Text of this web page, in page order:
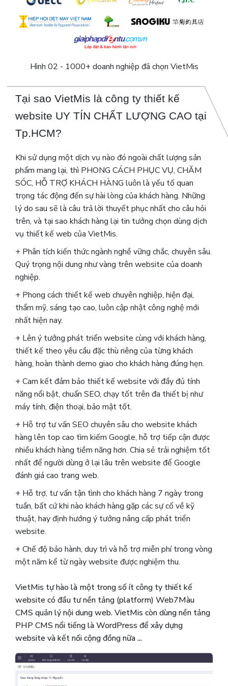
Hình 02 - 1000+ doanh nghiệp đã chọn VietMis
Tại sao VietMis là công ty thiết kế
website UY TÍN CHẤT LƯỢNG CAO tại
Tp.HCM?
Khi sử dụng một dịch vụ nào đó ngoài chất lượng sản
phẩm mang lại, thì PHONG CÁCH PHỤC VỤ, CHĂM
SÓC, HỖ TRỢ KHÁCH HÀNG luôn là yếu tố quan
trọng tác động đến sự hài lòng của khách hàng. Những
lý do sau sẽ là câu trả lời thuyết phục nhất cho câu hỏi
trên, và tại sao khách hàng lại tin tưởng chọn dùng dịch
vụ thiết kế web của VietMis.
+ Phân tích kiến thức ngành nghề vững chắc, chuyên sâu.
Quý trọng nội dung như vàng trên website của doanh
nghiệp.
+ Phong cách thiết kế web chuyên nghiệp, hiện đại,
thẩm mỹ, sáng tạo cao, luôn cập nhật công nghệ mới
nhất hiện nay.
+ Lên ý tưởng phát triển website cùng với khách hàng,
thiết kế theo yêu cầu đặc thù riêng của từng khách
hàng, hoàn thành demo giao cho khách hàng đúng hẹn.
+ Cam kết đảm bảo thiết kế website với đầy đủ tính
năng nổi bật, chuẩn SEO, chạy tốt trên đa thiết bị như
máy tính, điện thoại, bảo mật tốt.
+ Hỗ trợ tư vấn SEO chuyên sâu cho website khách
hàng lên top cao tìm kiếm Google, hỗ trợ tiếp cận được
nhiều khách hàng tiềm năng hơn. Chia sẻ trải nghiệm tốt
nhất để người dùng ở lại lâu trên website để Google
đánh giá cao trang web.
+ Hỗ trợ, tư vấn tận tình cho khách hàng 7 ngày trong
tuần, bất cứ khi nào khách hàng gặp các sự cố về kỹ
thuật, hay định hướng ý tưởng nâng cấp phát triển
website.
+ Chế độ bảo hành, duy trì và hỗ trợ miễn phí trong vòng
một năm kể từ ngày website được nghiệm thu.
VietMis tự hào là một trong số ít công ty thiết kế
website có đầu tư nền tảng (platform) Web7Màu
CMS quản lý nội dung web. VietMis còn dùng nền tảng
PHP CMS nổi tiếng là WordPress để xây dựng
website và kết nối cộng đồng nữa ...